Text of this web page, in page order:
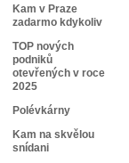
Kam v Praze
zadarmo kdykoliv
TOP nových
podniků
otevřených v roce
2025
Polévkárny
Kam na skvělou
snídani